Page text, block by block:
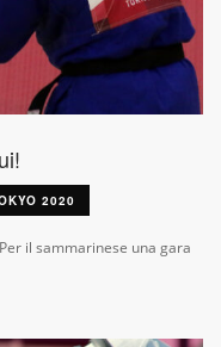
2020
il sammarinese una gara